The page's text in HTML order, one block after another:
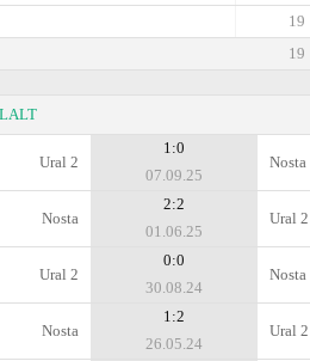
19
19
Ural 2
1:0
07.09.25
Nosta
Nosta
2:2
01.06.25
Ural 2
Ural 2
0:0
30.08.24
Nosta
Nosta
1:2
26.05.24
Ural 2